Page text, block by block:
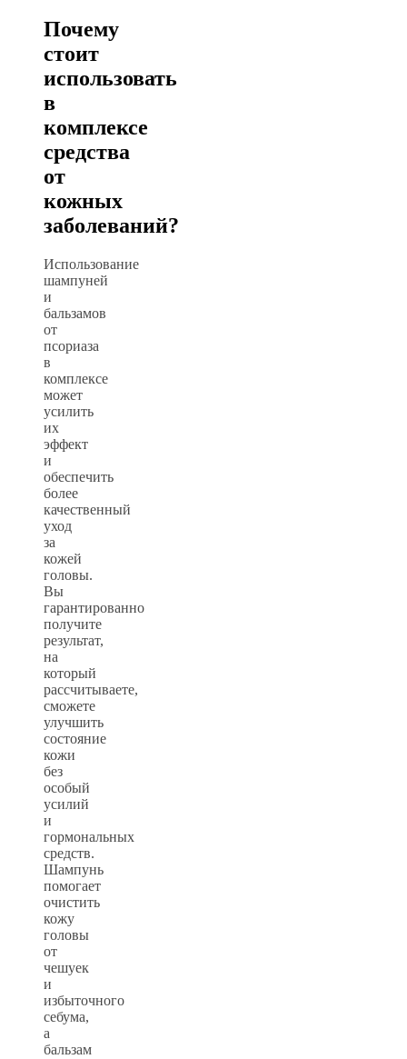
Почему
стоит
использовать
в
комплексе
средства
от
кожных
заболеваний?
Использование
шампуней
и
бальзамов
от
псориаза
в
комплексе
может
усилить
их
эффект
и
обеспечить
более
качественный
уход
за
кожей
головы.
Вы
гарантированно
получите
результат,
на
который
рассчитываете,
сможете
улучшить
состояние
кожи
без
особый
усилий
и
гормональных
средств.
Шампунь
помогает
очистить
кожу
головы
от
чешуек
и
избыточного
себума,
а
бальзам